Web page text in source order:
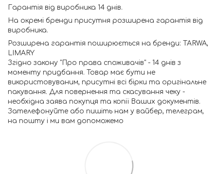
Гарантія від виробника 14 днів.
На окремі бренди присутня розширена гарантія від
виробника.
Розширена гарантія поширюється на бренди: TARWA,
LIMARY
Згідно закону "Про права споживачів" - 14 днів з
моменту придбання. Товар має бути не
використовуваним, присутні всі бірки та оригінальне
пакування. Для повернення та скасування чеку -
необхідна заява покупця та копії Ваших документів.
Зателефонуйте або пишіть нам у вайбер, телеграм,
на пошту і ми вам допоможемо